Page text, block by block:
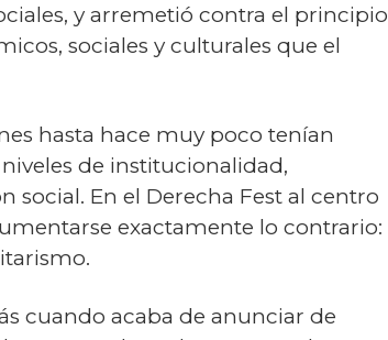
y arremetió contra el principio
sociales y culturales que el
hasta hace muy poco tenían
de institucionalidad,
En el Derecha Fest al centro
exactamente lo contrario:
cuando acaba de anunciar de